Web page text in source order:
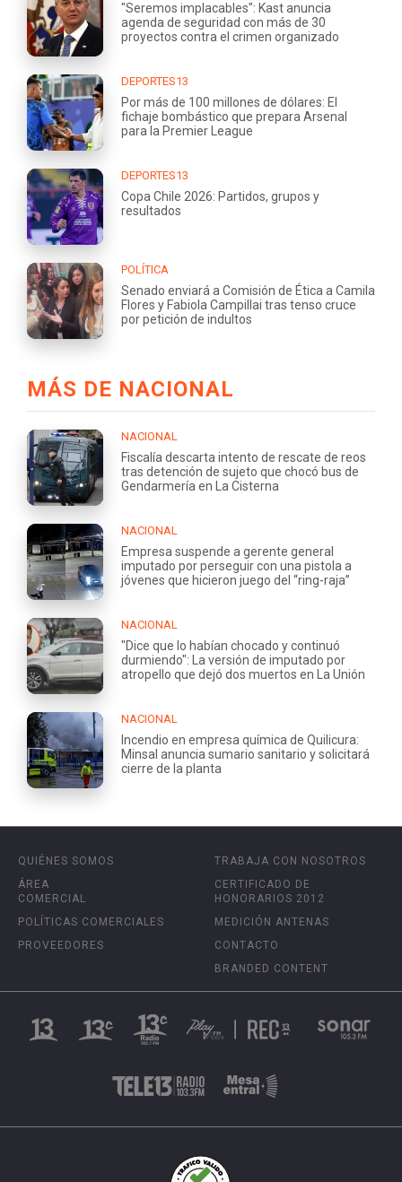
"Seremos implacables": Kast anuncia
agenda de seguridad con más de 30
proyectos contra el crimen organizado
DEPORTES13
Por más de 100 millones de dólares: El
fichaje bombástico que prepara Arsenal
para la Premier League
DEPORTES13
Copa Chile 2026: Partidos, grupos y
resultados
POLÍTICA
Senado enviará a Comisión de Ética a Camila
Flores y Fabiola Campillai tras tenso cruce
por petición de indultos
MÁS DE NACIONAL
NACIONAL
Fiscalía descarta intento de rescate de reos
tras detención de sujeto que chocó bus de
Gendarmería en La Cisterna
NACIONAL
Empresa suspende a gerente general
imputado por perseguir con una pistola a
jóvenes que hicieron juego del “ring-raja”
NACIONAL
"Dice que lo habían chocado y continuó
durmiendo": La versión de imputado por
atropello que dejó dos muertos en La Unión
NACIONAL
Incendio en empresa química de Quilicura:
Minsal anuncia sumario sanitario y solicitará
cierre de la planta
QUIÉNES SOMOS
ÁREA
COMERCIAL
POLÍTICAS COMERCIALES
PROVEEDORES
TRABAJA CON NOSOTROS
CERTIFICADO DE
HONORARIOS 2012
MEDICIÓN ANTENAS
CONTACTO
BRANDED CONTENT